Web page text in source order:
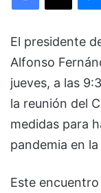
El presidente
Alfonso
jueves, a las
la reunión del
medidas para
pandemia en
Este